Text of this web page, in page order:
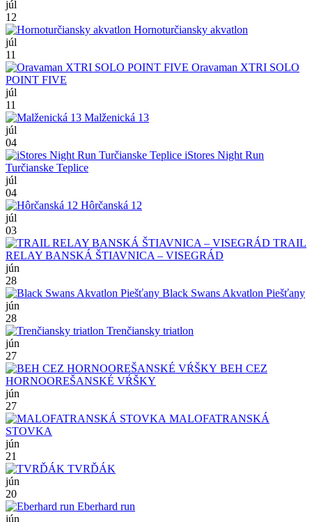
júl
12
Hornoturčiansky akvatlon
júl
11
Oravaman XTRI SOLO
POINT FIVE
júl
11
Malženická 13
júl
04
iStores Night Run
Turčianske Teplice
júl
04
Hôrčanská 12
júl
03
TRAIL
RELAY BANSKÁ ŠTIAVNICA – VISEGRÁD
jún
28
Black Swans Akvatlon Piešťany
jún
28
Trenčiansky triatlon
jún
27
BEH CEZ
HORNOOREŠANSKÉ VŔŠKY
jún
27
MALOFATRANSKÁ
STOVKA
jún
21
TVRĎÁK
jún
20
Eberhard run
jún